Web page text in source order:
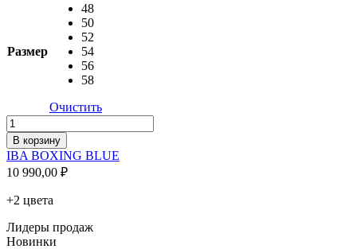
Размер
48
50
52
54
56
58
Очистить
Количество
товара
IBA
BOXING
BLUE
В корзину
IBA BOXING BLUE
10 990,00 ₽
+2 цвета
Лидеры продаж
Новинки